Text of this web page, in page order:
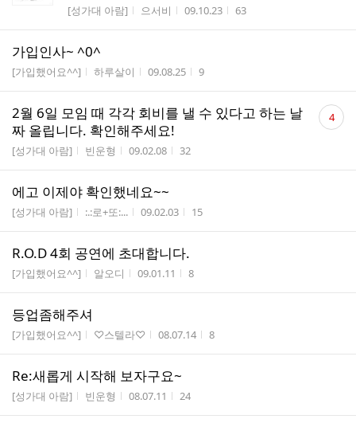
게시판명
[성가대 아람] 작성자
으서비 작성시간
09.10.23 조회수
63
가입인사~ ^0^
게시판명
[가입했어요^^] 작성자
하루살이 작성시간
09.08.25 조회수
9
2월 6일 모임 때 각각 회비를 낼 수 있다고 하는 날
짜 올립니다. 확인해주세요!
게시판명
[성가대 아람] 작성자
빈운형 작성시간
09.02.08 조회수
32
댓
글 4
에고 이제야 확인했네요~~
게시판명
[성가대 아람] 작성자
:.:로+또:... 작성시간
09.02.03 조회수
15
R.O.D 4회 공연에 초대합니다.
게시판명
[가입했어요^^] 작성자
알오디 작성시간
09.01.11 조회수
8
등업좀해주셔
게시판명
[가입했어요^^] 작성자
♡스텔라♡ 작성시간
08.07.14 조회수
8
Re:새롭게 시작해 보자구요~
게시판명
[성가대 아람] 작성자
빈운형 작성시간
08.07.11 조회수
24